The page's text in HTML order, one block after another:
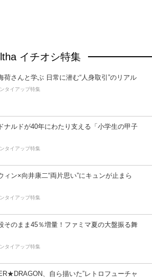
イチオシ特集
荷さんと学ぶ 日常に潜む“人身取引”のリアル
タイアップ特集
ナルドが40年にわたり支える「小学生の甲子
タイアップ特集
ィン×向井康二“両片思い”にキュンが止まら
タイアップ特集
そのまま45％増量！ファミマ夏の大盤振る舞
タイアップ特集
、自ら描いた”レトロフューチャ